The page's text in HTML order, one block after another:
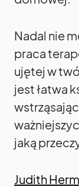
Nadal nie
praca
ujętej w
jest łatwa
jaką
Judith